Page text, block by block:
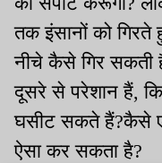
तक इंसानों को गिरते
नीचे कैसे गिर
दूसरे से परेशान हैं,
घसीट सकते हैं?कैसे
ऐसा कर सकता है?